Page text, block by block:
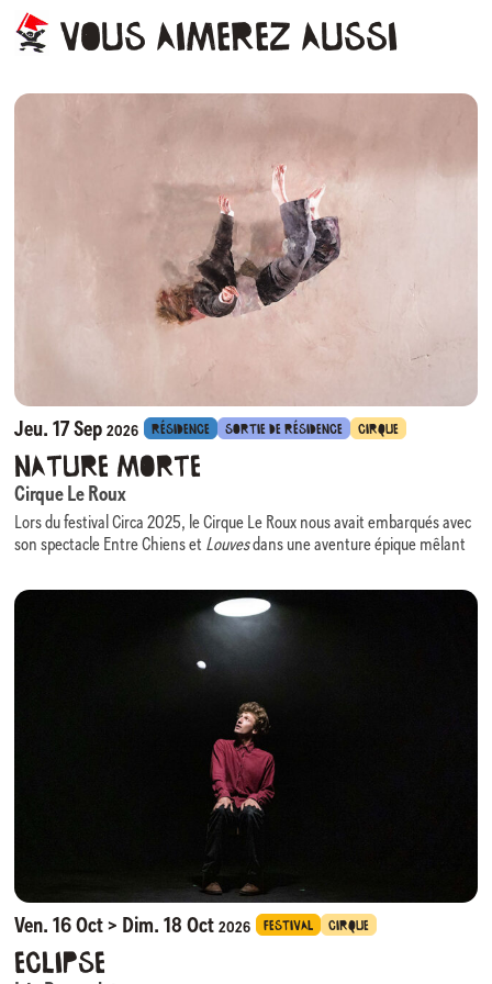
Vous aimerez aussi
Jeu. 17 Sep2026 RÉSIDENCE SORTIE DE RÉSIDENCE CIRQUE
Nature Morte
Cirque Le Roux
Lors du festival Circa 2025, le Cirque Le Roux nous avait embarqués avec
son spectacle Entre Chiens et Louvesdans une aventure épique mêlant
évolutive des plus ingénieuses.
Nous avons le plaisir d’accueillir à nouveau cette équipe, cette fois en
résidence, pour la création de son prochain spectacle :
Au croisement du cirque, du théâtre physique et de la composition
repères et interroge l’érosion de notre nature humaine, rendant visible
La scénographie, évocatrice d’une grandeur passée figée, devient un
personnage à part entière : elle enferme, impose, mais laisse apparaître
des interstices de liberté. Huit individus que tout sépare y forment une
communauté fragile mais réelle.
questionne les excès du monde tout en rappelant que
l’empathie, à l’heure de la productivité infinie, demeure notre ressource
la plus rare et la plus humaine.
Ven. 16 Oct > Dim. 18 Oct2026 FESTIVAL CIRQUE
Eclipse